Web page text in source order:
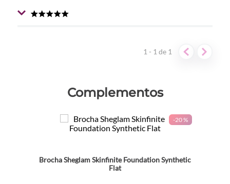
haciendo que los productos se confundan con mi piel es
1 - 1de 1
Complementos
-20 %
Brocha Sheglam Skinfinite Foundation Synthetic
Flat